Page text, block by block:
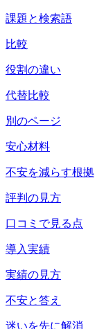
課題と検索語
比較
役割の違い
代替比較
別のページ
安心材料
不安を減らす根拠
評判の見方
口コミで見る点
導入実績
実績の見方
不安と答え
迷いを先に解消